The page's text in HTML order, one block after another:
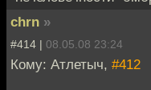
chrn »
#414 | 08.05.08 23:24
Кому: Атлетыч, #412